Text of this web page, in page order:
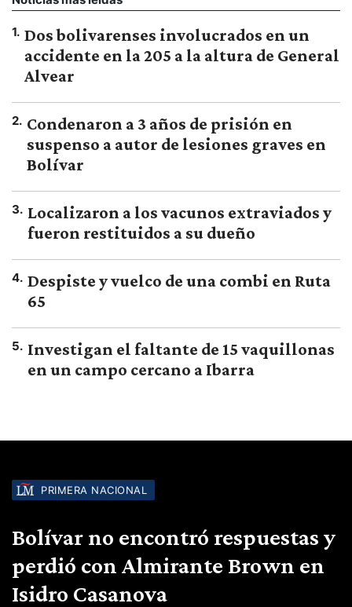
1. Dos bolivarenses involucrados en un
accidente en la 205 a la altura de General
Alvear
2. Condenaron a 3 años de prisión en
suspenso a autor de lesiones graves en
Bolívar
3. Localizaron a los vacunos extraviados y
fueron restituidos a su dueño
4. Despiste y vuelco de una combi en Ruta
65
5. Investigan el faltante de 15 vaquillonas
en un campo cercano a Ibarra
PRIMERA NACIONAL
Bolívar no encontró respuestas y
perdió con Almirante Brown en
Isidro Casanova